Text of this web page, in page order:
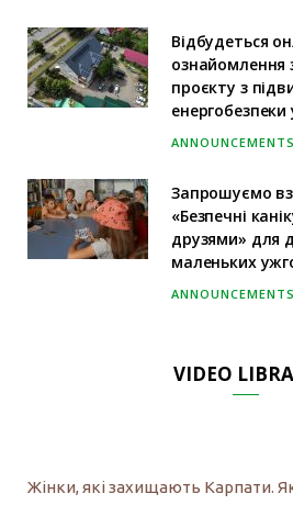
Відбудеться
ознайомлення
проєкту з
енергобезпеки
ANNOUNCEMENTS
Запрошуємо
«Безпечні
друзями» для
маленьких
ANNOUNCEMENTS
VIDEO
Жінки, які захищають Карпати.